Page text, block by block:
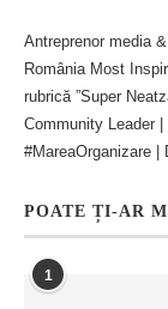
Antreprenor media
România Most
rubrică ”Super
Community Leader
#MareaOrganizare |
POATE ȚI-AR
1